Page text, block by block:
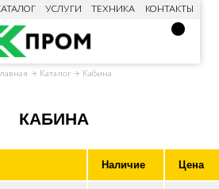
УСЛУГИ ТЕХНИКА КОНТАКТЫ
Каталог Кабина
КАБИНА
Наличие Цена